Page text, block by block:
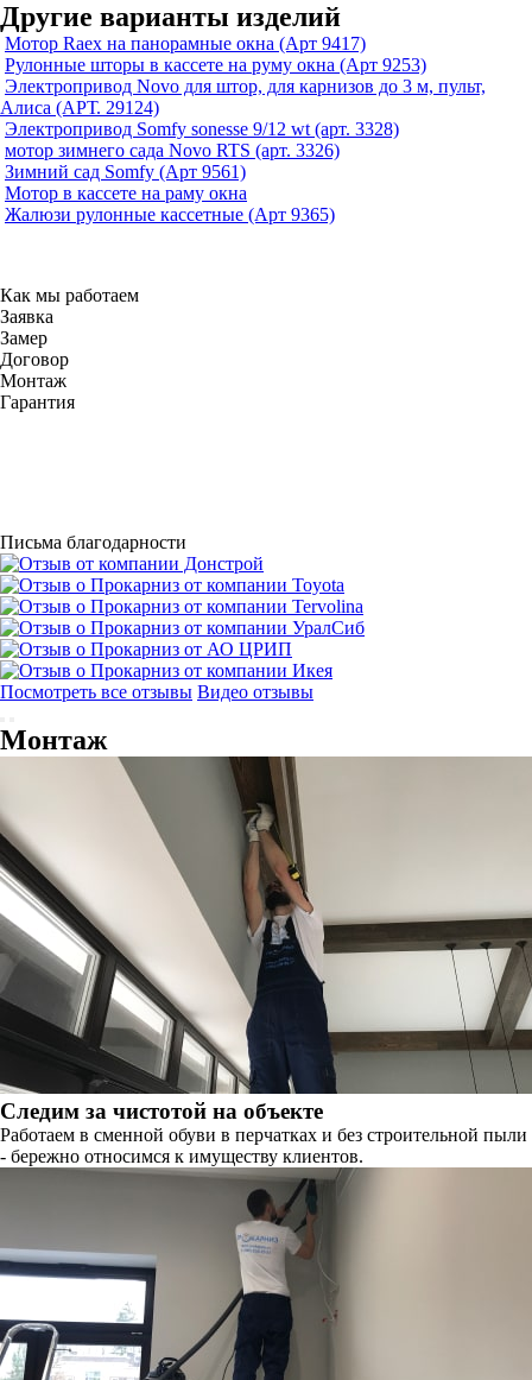
Другие варианты изделий
Мотор Raex на панорамные окна (Арт 9417)
Рулонные шторы в кассете на руму окна (Арт 9253)
Электропривод Novo для штор, для карнизов до 3 м, пульт,
Алиса (АРТ. 29124)
Электропривод Somfy sonesse 9/12 wt (арт. 3328)
мотор зимнего сада Novo RTS (арт. 3326)
Зимний сад Somfy (Арт 9561)
Мотор в кассете на раму окна
Жалюзи рулонные кассетные (Арт 9365)
Как мы работаем
Заявка
Замер
Договор
Монтаж
Гарантия
Письма благодарности
Посмотреть все отзывы Видео отзывы
Монтаж
Следим за чистотой на объекте
Работаем в сменной обуви в перчатках и без строительной пыли
- бережно относимся к имуществу клиентов.